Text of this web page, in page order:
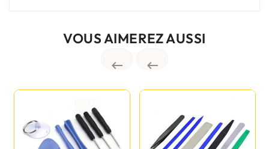
VOUS AIMEREZ AUSSI
 